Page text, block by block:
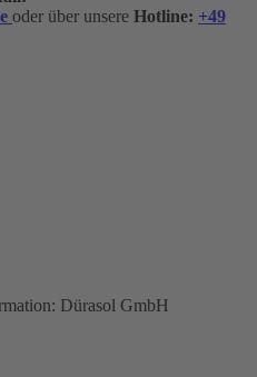
oder über unsere Hotline: +49
Dürasol GmbH